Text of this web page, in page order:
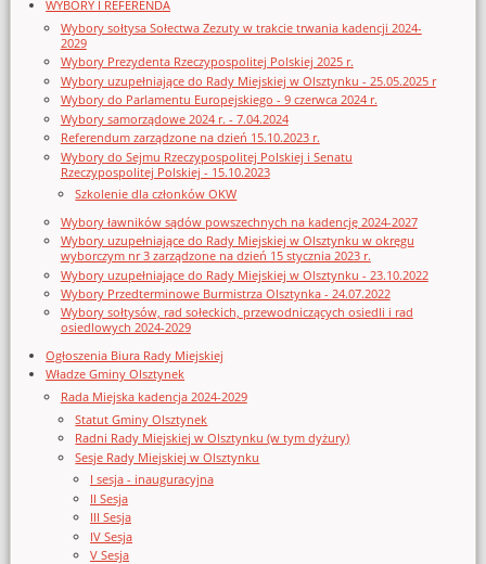
WYBORY I REFERENDA
Wybory sołtysa Sołectwa Zezuty w trakcie trwania kadencji 2024-
2029
Wybory Prezydenta Rzeczypospolitej Polskiej 2025 r.
Wybory uzupełniające do Rady Miejskiej w Olsztynku - 25.05.2025 r
Wybory do Parlamentu Europejskiego - 9 czerwca 2024 r.
Wybory samorządowe 2024 r. - 7.04.2024
Referendum zarządzone na dzień 15.10.2023 r.
Wybory do Sejmu Rzeczypospolitej Polskiej i Senatu
Rzeczypospolitej Polskiej - 15.10.2023
Szkolenie dla członków OKW
Wybory ławników sądów powszechnych na kadencję 2024-2027
Wybory uzupełniające do Rady Miejskiej w Olsztynku w okręgu
wyborczym nr 3 zarządzone na dzień 15 stycznia 2023 r.
Wybory uzupełniające do Rady Miejskiej w Olsztynku - 23.10.2022
Wybory Przedterminowe Burmistrza Olsztynka - 24.07.2022
Wybory sołtysów, rad sołeckich, przewodniczących osiedli i rad
osiedlowych 2024-2029
Ogłoszenia Biura Rady Miejskiej
Władze Gminy Olsztynek
Rada Miejska kadencja 2024-2029
Statut Gminy Olsztynek
Radni Rady Miejskiej w Olsztynku (w tym dyżury)
Sesje Rady Miejskiej w Olsztynku
I sesja - inauguracyjna
II Sesja
III Sesja
IV Sesja
V Sesja